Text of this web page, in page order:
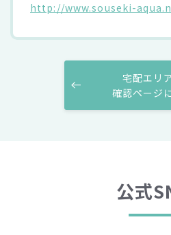
http://www.souseki-
宅配エリ
確認ページ
公式